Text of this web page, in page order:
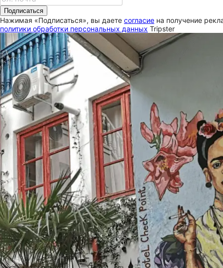
Подписаться
Нажимая «Подписаться», вы даете согласие на получение
политики обработки персональных данных Tripster